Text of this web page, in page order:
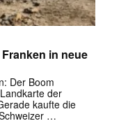
in neue
Der Boom
der
kaufte die
…